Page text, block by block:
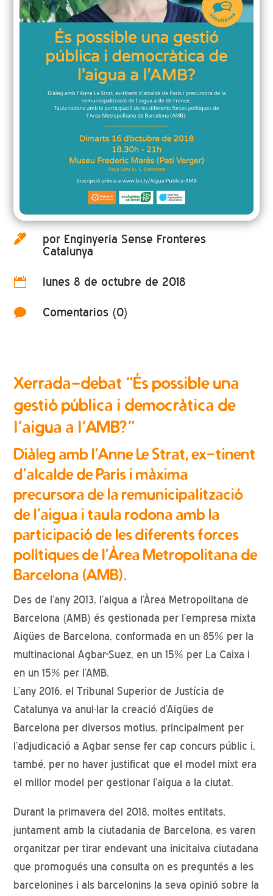

por Enginyeria Sense Fronteres
Catalunya
 lunes 8 de octubre de 2018
 Comentarios (0)
Xerrada-debat “És possible una
gestió pública i democràtica de
l’aigua a l’AMB?”
Diàleg amb l’Anne Le Strat, ex-tinent
d’alcalde de París i màxima
precursora de la remunicipalització
de l’aigua i taula rodona amb la
participació de les diferents forces
polítiques de l’Àrea Metropolitana de
Barcelona (AMB).
Des de l’any 2013, l’aigua a l’Àrea Metropolitana de
Barcelona (AMB) és gestionada per l’empresa mixta
Aigües de Barcelona, conformada en un 85% per la
multinacional Agbar-Suez, en un 15% per La Caixa i
en un 15% per l’AMB.
L’any 2016, el Tribunal Superior de Justícia de
Catalunya va anul·lar la creació d’Aigües de
Barcelona per diversos motius, principalment per
l’adjudicació a Agbar sense fer cap concurs públic i,
també, per no haver justificat que el model mixt era
el millor model per gestionar l’aigua a la ciutat.
Durant la primavera del 2018, moltes entitats,
juntament amb la ciutadania de Barcelona, es varen
organitzar per tirar endevant una inicitaiva ciutadana
que promogués una consulta on es preguntés a les
barcelonines i als barcelonins la seva opinió sobre la